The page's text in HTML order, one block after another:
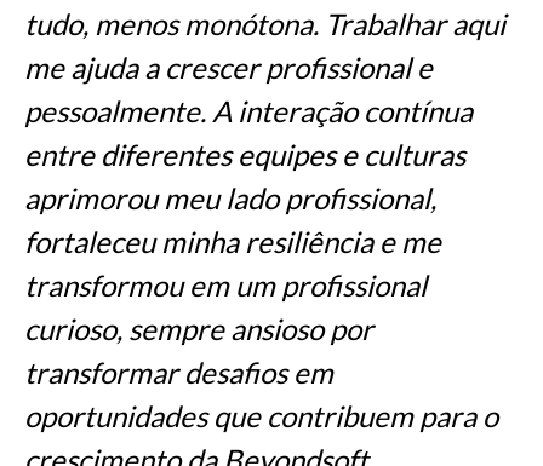
tudo, menos monótona. Trabalhar aqui
me ajuda a crescer profissional e
pessoalmente. A interação contínua
entre diferentes equipes e culturas
aprimorou meu lado profissional,
fortaleceu minha resiliência e me
transformou em um profissional
curioso, sempre ansioso por
transformar desafios em
oportunidades que contribuem para o